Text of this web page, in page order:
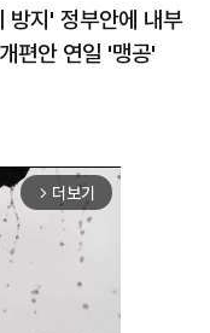
방지' 정부안에 내부
편안 연일 '맹공'
arrow_forward_ios 더보기